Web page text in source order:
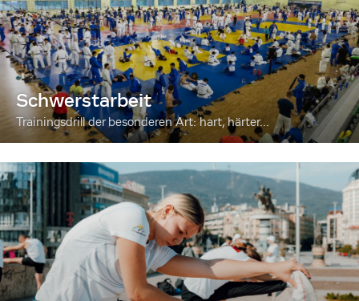
Schwerstarbeit
Trainingsdrill der besonderen Art: hart, härter...